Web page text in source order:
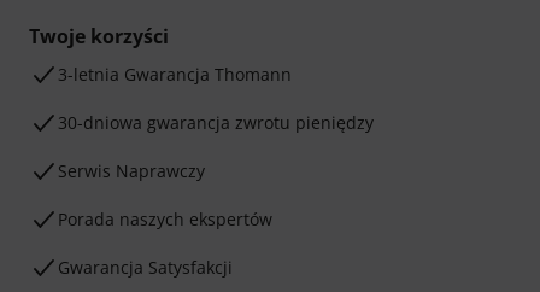
Twoje korzyści
3-letnia Gwarancja Thomann
30-dniowa gwarancja zwrotu pieniędzy
Serwis Naprawczy
Porada naszych ekspertów
Gwarancja Satysfakcji